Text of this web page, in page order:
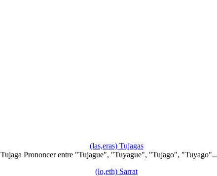
(las,eras) Tujagas
Tujaga Prononcer entre "Tujague", "Tuyague", "Tujago",
(lo,eth) Sarrat